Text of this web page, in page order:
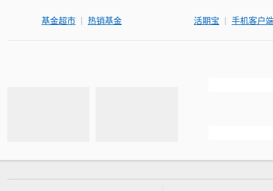
基金超市 | 热销基金 活期宝 | 手机客户